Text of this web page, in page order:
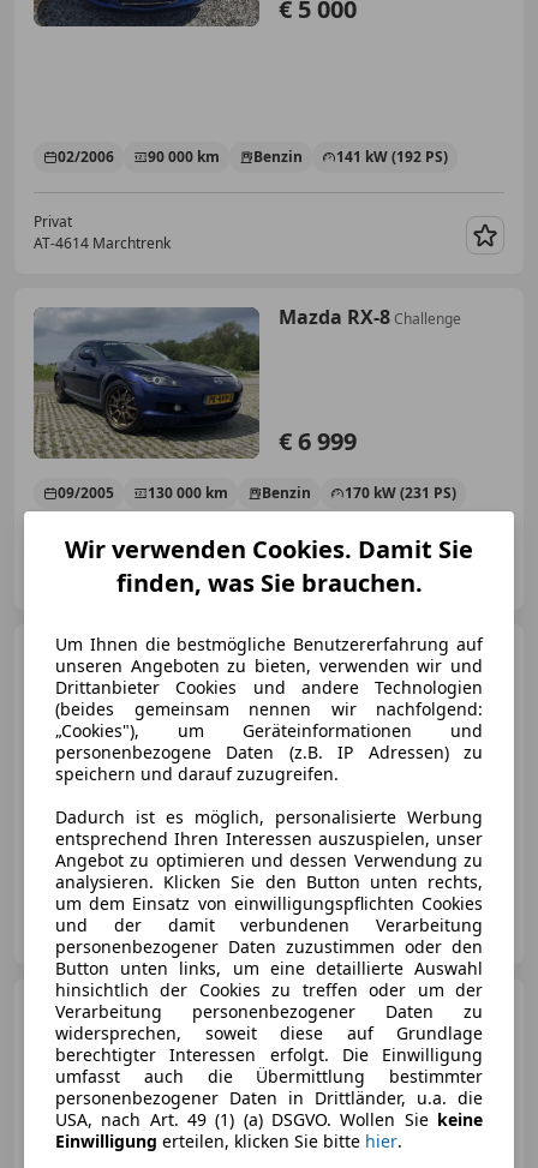
€ 5 000
02/2006 90 000 km Benzin 141 kW (192 PS)
Privat
AT-4614 Marchtrenk
Mazda RX-8Challenge
€ 6 999
09/2005 130 000 km Benzin 170 kW (231 PS)
Privat
NL-1614 Stede Broec
Mazda RX-8RX-8 Renesis
€ 13 005
02/2025 206 000 km Benzin 141 kW (192 PS)
Privat
DE-80992 München, Landeshauptstadt
Mazda RX-81.3 Renesis
€ 6 250
Wir verwenden Cookies. Damit Sie
finden, was Sie brauchen.
Um Ihnen die bestmögliche Benutzererfahrung auf
unseren Angeboten zu bieten, verwenden wir und
Drittanbieter Cookies und andere Technologien
(beides gemeinsam nennen wir nachfolgend:
„Cookies"), um Geräteinformationen und
personenbezogene Daten (z.B. IP Adressen) zu
speichern und darauf zuzugreifen.
Dadurch ist es möglich, personalisierte Werbung
entsprechend Ihren Interessen auszuspielen, unser
Angebot zu optimieren und dessen Verwendung zu
analysieren. Klicken Sie den Button unten rechts,
um dem Einsatz von einwilligungspflichten Cookies
und der damit verbundenen Verarbeitung
personenbezogener Daten zuzustimmen oder den
Button unten links, um eine detaillierte Auswahl
hinsichtlich der Cookies zu treffen oder um der
Verarbeitung personenbezogener Daten zu
widersprechen, soweit diese auf Grundlage
berechtigter Interessen erfolgt. Die Einwilligung
umfasst auch die Übermittlung bestimmter
personenbezogener Daten in Drittländer, u.a. die
USA, nach Art. 49 (1) (a) DSGVO. Wollen Sie keine
Einwilligung erteilen, klicken Sie bitte hier.